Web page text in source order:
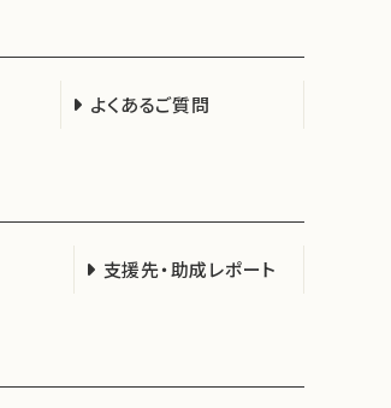
よくあるご質問
支援先・助成レポート